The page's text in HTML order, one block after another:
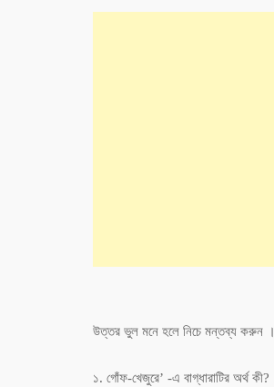
উত্তর ভুল মনে হলে নিচে মন্তব্য করুন ।
১. গোঁফ-খেজুরে’ -এ বাগ্ধারাটির অর্থ কী?